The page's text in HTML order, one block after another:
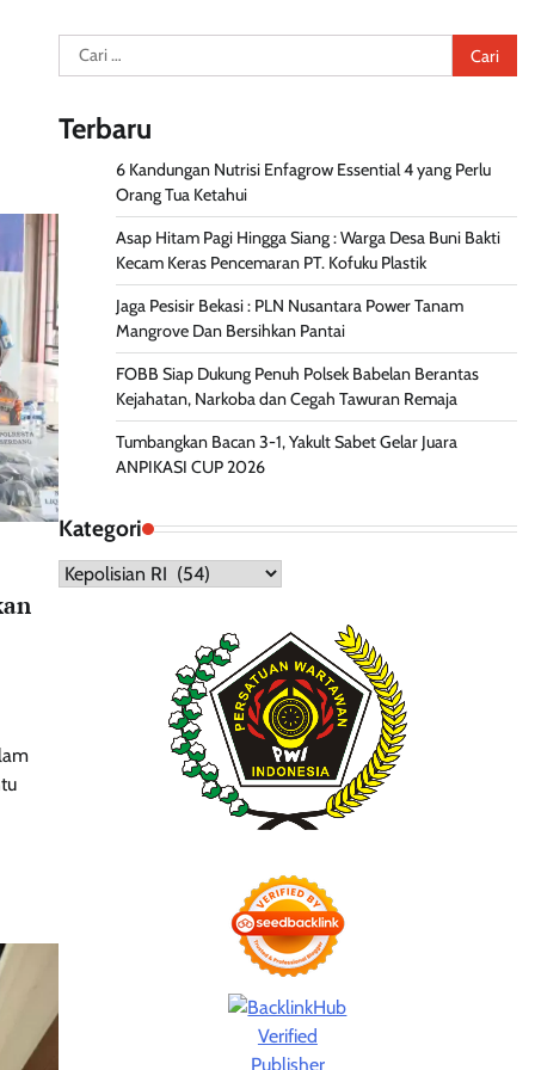
Cari
untuk:
Terbaru
6 Kandungan Nutrisi Enfagrow Essential 4 yang Perlu
Orang Tua Ketahui
Asap Hitam Pagi Hingga Siang : Warga Desa Buni Bakti
Kecam Keras Pencemaran PT. Kofuku Plastik
Jaga Pesisir Bekasi : PLN Nusantara Power Tanam
Mangrove Dan Bersihkan Pantai
FOBB Siap Dukung Penuh Polsek Babelan Berantas
Kejahatan, Narkoba dan Cegah Tawuran Remaja
Tumbangkan Bacan 3-1, Yakult Sabet Gelar Juara
ANPIKASI CUP 2026
Kategori
Kategori